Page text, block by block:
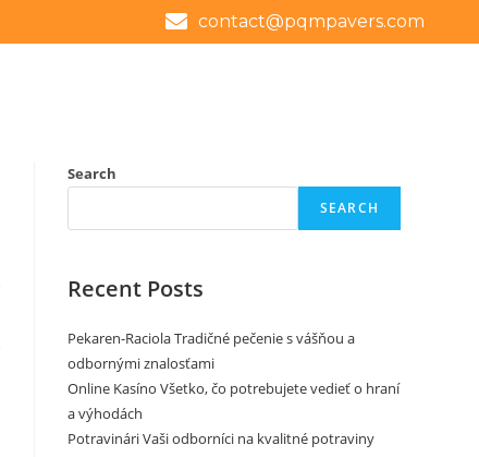
contact@pqmpavers.com
Search
SEARCH
Recent Posts
Pekaren-Raciola Tradičné pečenie s vášňou a
odbornými znalosťami
Online Kasíno Všetko, čo potrebujete vedieť o hraní
a výhodách
Potravinári Vaši odborníci na kvalitné potraviny